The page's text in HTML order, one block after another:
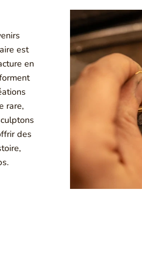
est
en
rare,
des